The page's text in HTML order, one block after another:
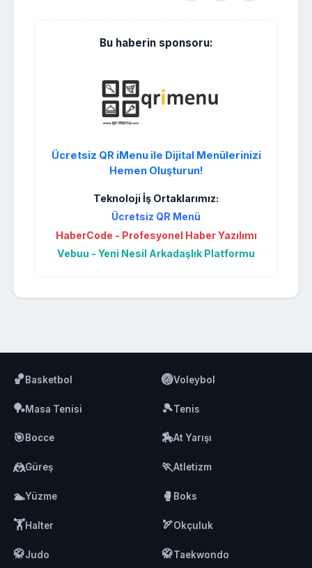
Bu haberin sponsoru:
Ücretsiz QR iMenu ile Dijital Menülerinizi
Hemen Oluşturun!
Teknoloji İş Ortaklarımız:
Ücretsiz QR Menü
HaberCode - Profesyonel Haber Yazılımı
Vebuu - Yeni Nesil Arkadaşlık Platformu
🏀Basketbol 🏐Voleybol
🏓Masa Tenisi 🎾Tenis
🎯Bocce 🏇At Yarışı
🤼Güreş 🏃Atletizm
🏊Yüzme 🥊 Boks
🏋️Halter 🏹Okçuluk
🥋Judo 🥋Taekwondo